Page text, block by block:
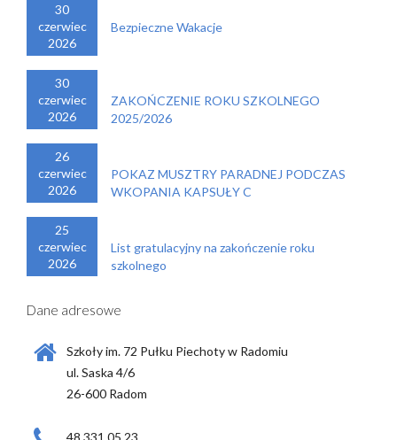
30
czerwiec
2026
Bezpieczne Wakacje
30
czerwiec
2026
ZAKOŃCZENIE ROKU SZKOLNEGO
2025/2026
26
czerwiec
2026
POKAZ MUSZTRY PARADNEJ PODCZAS
WKOPANIA KAPSUŁY C
25
czerwiec
2026
List gratulacyjny na zakończenie roku
szkolnego
Dane adresowe
Szkoły im. 72 Pułku Piechoty w Radomiu
ul. Saska 4/6
26-600 Radom
48 331 05 23